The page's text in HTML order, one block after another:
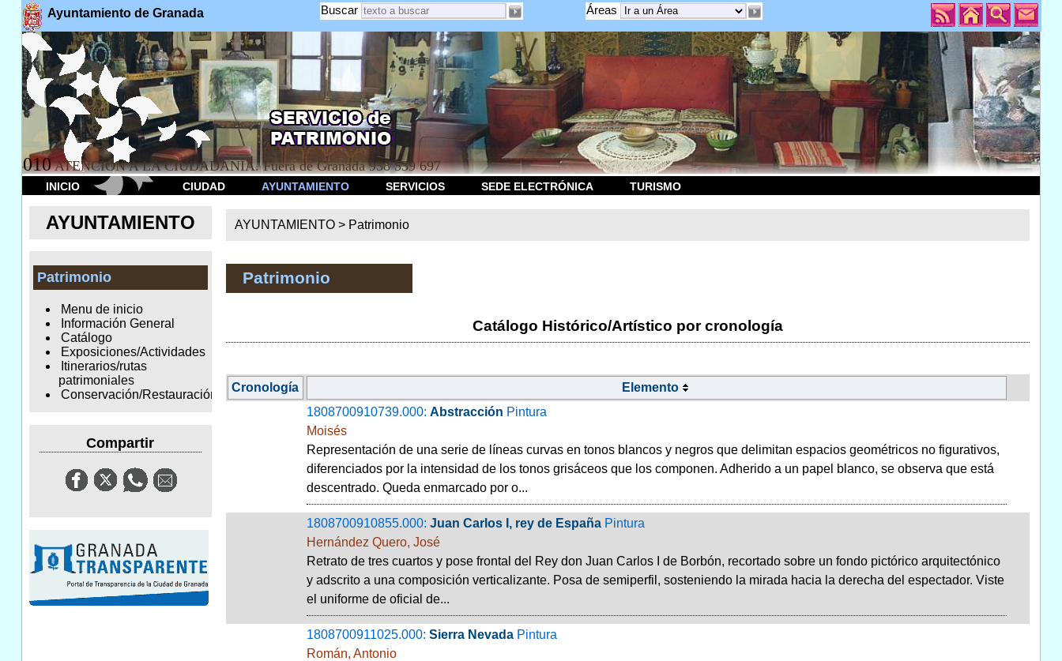
Ayuntamiento de Granada Áreas
Buscar
010 ATENCION A LA CIUDADANÍA. Fuera de Granada 958 539 697
INICIO CIUDAD AYUNTAMIENTO SERVICIOS SEDE ELECTRÓNICA TURISMO
AYUNTAMIENTO
Patrimonio
Menu de inicio
Información General
Catálogo
Exposiciones/Actividades
Itinerarios/rutas
patrimoniales
Conservación/Restauración
Compartir
AYUNTAMIENTO > Patrimonio
Patrimonio
Catálogo Histórico/Artístico por cronología
Cronología
Elemento
1808700910739.000: Abstracción Pintura
Moisés
Representación de una serie de líneas curvas en tonos blancos y negros que delimitan espacios geométricos no figurativos,
diferenciados por la intensidad de los tonos grisáceos que los componen. Adherido a un papel blanco, se observa que está
descentrado. Queda enmarcado por o...
1808700910855.000: Juan Carlos I, rey de España Pintura
Hernández Quero, José
Retrato de tres cuartos y pose frontal del Rey don Juan Carlos I de Borbón, recortado sobre un fondo pictórico arquitectónico
y adscrito a una composición verticalizante. Posa de semiperfil, sosteniendo la mirada hacia la derecha del espectador. Viste
el uniforme de oficial de...
1808700911025.000: Sierra Nevada Pintura
Román, Antonio